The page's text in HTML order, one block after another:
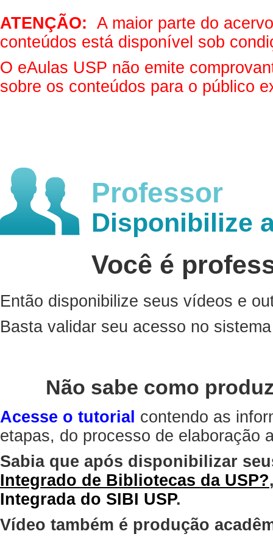
ATENÇÃO: A maior parte do
conteúdos está disponível sob
O eAulas USP não emite
sobre os conteúdos para o público
Professor
Disponibilize
Você é
Então disponibilize seus vídeos e
Basta validar seu acesso no
Não sabe como
Acesse o tutorial contendo as
etapas, do processo de elaboração
Sabia que após disponibilizar
Integrado de Bibliotecas da USP?
Integrada do SIBI USP.
Vídeo também é produção